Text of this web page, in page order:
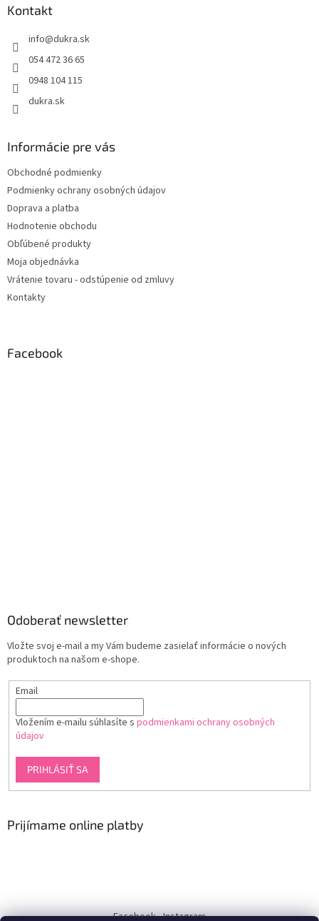
Kontakt
info@dukra.sk
054 472 36 65
0948 104 115
dukra.sk
Informácie pre vás
Obchodné podmienky
Podmienky ochrany osobných údajov
Doprava a platba
Hodnotenie obchodu
Obľúbené produkty
Moja objednávka
Vrátenie tovaru - odstúpenie od zmluvy
Kontakty
Facebook
Odoberať newsletter
Vložte svoj e-mail a my Vám budeme zasielať informácie o nových
produktoch na našom e-shope.
Email
Vložením e-mailu súhlasíte s podmienkami ochrany osobných
údajov
PRIHLÁSIŤ SA
Prijímame online platby
Facebook Instagram